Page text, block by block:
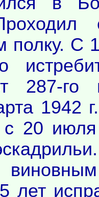
полку. С
287-го
1942
с 20
лет